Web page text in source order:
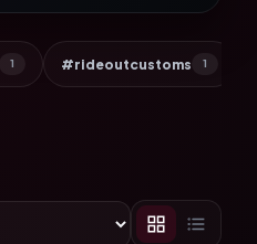
1 #rideoutcustoms 1